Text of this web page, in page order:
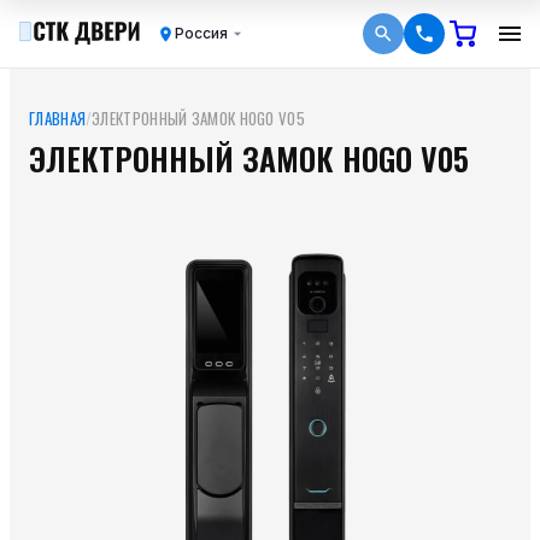
Россия
ГЛАВНАЯ/ЭЛЕКТРОННЫЙ ЗАМОК HOGO V05
ЭЛЕКТРОННЫЙ ЗАМОК HOGO V05